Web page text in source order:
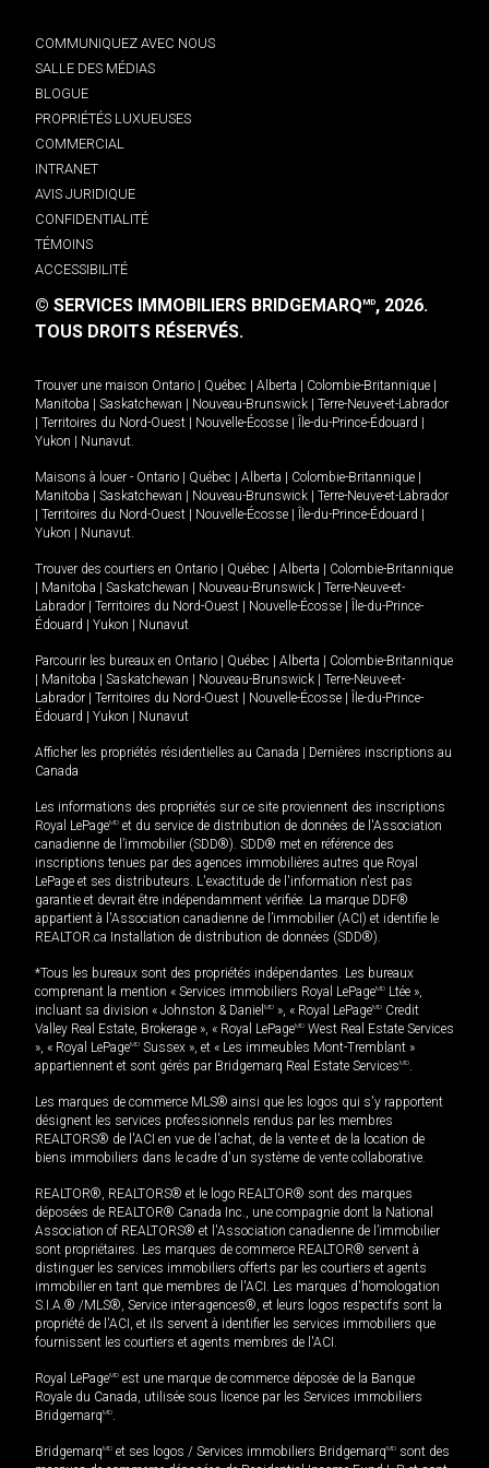
COMMUNIQUEZ AVEC NOUS
SALLE DES MÉDIAS
BLOGUE
PROPRIÉTÉS LUXUEUSES
COMMERCIAL
INTRANET
AVIS JURIDIQUE
CONFIDENTIALITÉ
TÉMOINS
ACCESSIBILITÉ
© SERVICES IMMOBILIERS BRIDGEMARQMD, 2026.
TOUS DROITS RÉSERVÉS.
Trouver une maison Ontario Québec Alberta Colombie-Britannique
Manitoba
Saskatchewan Nouveau-Brunswick
Terre-Neuve-et-Labrador
Territoires du Nord-Ouest Nouvelle-Écosse Île-du-Prince-Édouard
Yukon
Nunavut.
Maisons à louer - Ontario Québec Alberta Colombie-Britannique
Manitoba
Saskatchewan Nouveau-Brunswick
Terre-Neuve-et-Labrador
Territoires du Nord-Ouest Nouvelle-Écosse Île-du-Prince-Édouard
Yukon
Nunavut.
Trouver des courtiers en Ontario Québec Alberta
Colombie-Britannique
Manitoba Saskatchewan Nouveau-Brunswick
Terre-Neuve-et-
Labrador
Territoires du Nord-Ouest Nouvelle-Écosse
Île-du-Prince-
Édouard
Yukon Nunavut
Parcourir les bureaux en Ontario Québec Alberta
Colombie-Britannique
Manitoba Saskatchewan Nouveau-Brunswick
Terre-Neuve-et-
Labrador
Territoires du Nord-Ouest Nouvelle-Écosse
Île-du-Prince-
Édouard
Yukon Nunavut
Afficher les propriétés résidentielles au Canada
Dernières inscriptions au
Canada
Les informations des propriétés sur ce site proviennent des inscriptions
Royal LePageMD et du service de distribution de données de l'Association
canadienne de l’immobilier (SDD®). SDD® met en référence des
inscriptions tenues par des agences immobilières autres que Royal
LePage et ses distributeurs. L'exactitude de l'information n'est pas
garantie et devrait être indépendamment vérifiée. La marque DDF®
appartient à l'Association canadienne de l’immobilier (ACI) et identifie le
REALTOR.ca Installation de distribution de données (SDD®).
*Tous les bureaux sont des propriétés indépendantes. Les bureaux
comprenant la mention « Services immobiliers Royal LePageMD Ltée »,
incluant sa division « Johnston & Daniel MD », « Royal LePageMD Credit
Valley Real Estate, Brokerage », « Royal LePageMD West Real Estate Services
», « Royal LePageMD Sussex », et « Les immeubles Mont-Tremblant »
appartiennent et sont gérés par Bridgemarq Real Estate ServicesMD.
Les marques de commerce MLS® ainsi que les logos qui s'y rapportent
désignent les services professionnels rendus par les membres
REALTORS® de l'ACI en vue de l'achat, de la vente et de la location de
biens immobiliers dans le cadre d'un système de vente collaborative.
REALTOR®, REALTORS® et le logo REALTOR® sont des marques
déposées de REALTOR® Canada Inc., une compagnie dont la National
Association of REALTORS® et l'Association canadienne de l’immobilier
sont propriétaires. Les marques de commerce REALTOR® servent à
distinguer les services immobiliers offerts par les courtiers et agents
immobilier en tant que membres de l'ACI. Les marques d'homologation
S.I.A.® /MLS®, Service inter-agences®, et leurs logos respectifs sont la
propriété de l'ACI, et ils servent à identifier les services immobiliers que
fournissent les courtiers et agents membres de l'ACI.
Royal LePageMD est une marque de commerce déposée de la Banque
Royale du Canada, utilisée sous licence par les Services immobiliers
BridgemarqMD.
BridgemarqMD et ses logos / Services immobiliers BridgemarqMD sont des